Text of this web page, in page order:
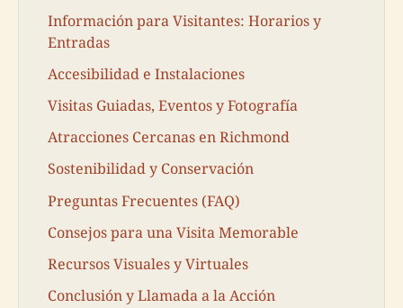
Información para Visitantes: Horarios y
Entradas
Accesibilidad e Instalaciones
Visitas Guiadas, Eventos y Fotografía
Atracciones Cercanas en Richmond
Sostenibilidad y Conservación
Preguntas Frecuentes (FAQ)
Consejos para una Visita Memorable
Recursos Visuales y Virtuales
Conclusión y Llamada a la Acción